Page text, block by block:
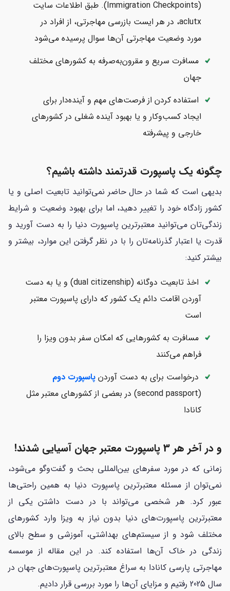
(Immigration Checkpoints). طبق اطلاعات سایت
aclutx، در هر ایست بازرسی مهاجرتی، از افراد در
مورد وضعیت مهاجرتی آن‌ها سوال پرسیده می‌شود
مسافرت سریع و مقرون‌به‌صرفه به کشورهای مختلف
جهان
استفاده کردن از فرصت‌های مهم و آینده‌دار برای
ایجاد کسب‌وکار و یا بهبود آینده شغلی در کشورهای
خارجی و پیشرفته
چگونه یک پاسپورت قدرتمند داشته باشیم؟
بدیهی است که شما در حال حاضر نمی‌توانید تابعیت اصلی و یا
کشور زادگاه خود را تغییر دهید، اما برای بهبود وضعیت و شرایط
زندگی‌تان می‌توانید معتبرترین پاسپورت دنیا را به دست آورید و
قدرت یا اعتبار گذرنامه‌تان را با در نظر گرفتن این موارد، بیشتر و
بیشتر کنید:
اخذ تابعیت دوگانه (dual citizenship) و یا به دست
آوردن اقامت دائم یک کشور که دارای پاسپورت معتبر
است
مسافرت به کشورهایی که امکان سفر بدون ویزا را
فراهم می‌کنند
درخواست برای به دست آوردن پاسپورت دوم
(second passport) در بعضی از کشورهای معتبر مثل
کانادا
و در آخر هر 3 پاسپورت معتبر جهان آسیایی شدند!
زمانی که در مورد سفرهای بین‌المللی بحث و گفت‌وگو می‌شود،
نمی‌توان از مسئله معتبرترین پاسپورت دنیا به همین راحتی‌ها
عبور کرد. هر شخصی می‌تواند با در دست داشتن یکی از
معتبرترین پاسپورت‌های دنیا بدون نیاز به ویزا وارد کشورهای
مختلف شود و از سیستم‌های بهداشتی، آموزشی و سطح بالای
زندگی در خاک آن‌ها استفاده کند. در این مقاله از موسسه
مهاجرتی پارسی کانادا به سراغ‌ معتبرترین پاسپورت‌های جهان در
سال 2025 رفتیم و مزایای آن‌ها را مورد بررسی قرار دادیم.